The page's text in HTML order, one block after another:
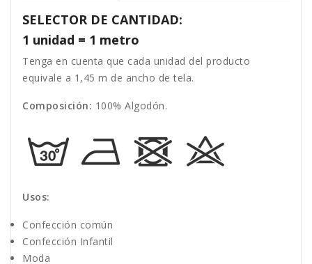
SELECTOR DE CANTIDAD:
1 unidad = 1 metro
Tenga en cuenta que cada unidad del producto
equivale a 1,45 m de ancho de tela.
Composición: 100% Algodón.
Usos:
Confección común
Confección Infantil
Moda